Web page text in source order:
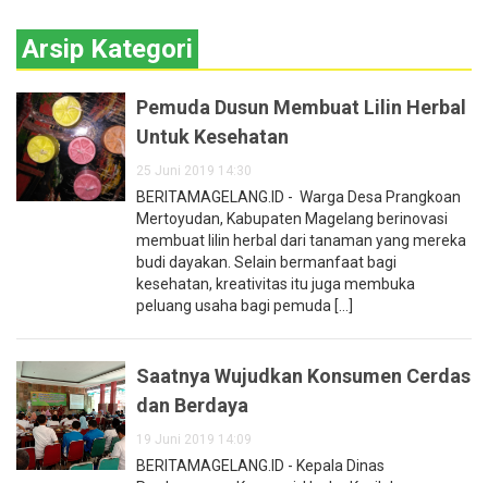
Arsip Kategori
Pemuda Dusun Membuat Lilin Herbal
Untuk Kesehatan
25 Juni 2019 14:30
BERITAMAGELANG.ID - Warga Desa Prangkoan
Mertoyudan, Kabupaten Magelang berinovasi
membuat lilin herbal dari tanaman yang mereka
budi dayakan. Selain bermanfaat bagi
kesehatan, kreativitas itu juga membuka
peluang usaha bagi pemuda [...]
Saatnya Wujudkan Konsumen Cerdas
dan Berdaya
19 Juni 2019 14:09
BERITAMAGELANG.ID - Kepala Dinas